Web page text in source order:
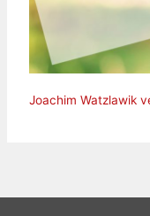
Joachim Watzlawik